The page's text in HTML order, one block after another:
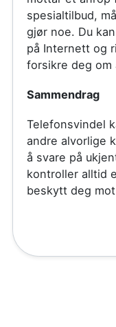
spesialtilbud,
gjør noe. Du
på Internett og
forsikre deg om
Sammendrag
Telefonsvindel
andre alvorlige
å svare på
kontroller alltid
beskytt deg